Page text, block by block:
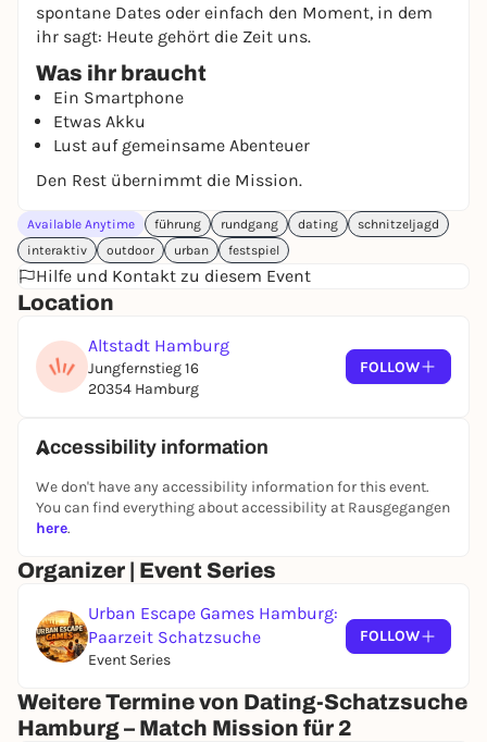
spontane Dates oder einfach den Moment, in dem
ihr sagt: Heute gehört die Zeit uns.
Was ihr braucht
Ein Smartphone
Etwas Akku
Lust auf gemeinsame Abenteuer
Den Rest übernimmt die Mission.
Available Anytime führung rundgang dating
schnitzeljagd
interaktiv
outdoor urban festspiel
Hilfe und Kontakt zu diesem Event
Location
Altstadt Hamburg
Jungfernstieg 16
20354 Hamburg
FOLLOW
Accessibility information
We don't have any accessibility information for this event.
You can find everything about accessibility at Rausgegangen
here.
Organizer | Event Series
Urban Escape Games Hamburg:
Paarzeit Schatzsuche
Event Series
FOLLOW
Weitere Termine von Dating-Schatzsuche
Hamburg – Match Mission für 2